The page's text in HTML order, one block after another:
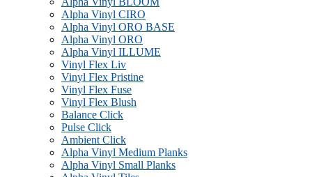
Alpha Vinyl CIRO
Alpha Vinyl ORO BASE
Alpha Vinyl ORO
Alpha Vinyl ILLUME
Vinyl Flex Liv
Vinyl Flex Pristine
Vinyl Flex Fuse
Vinyl Flex Blush
Balance Click
Pulse Click
Ambient Click
Alpha Vinyl Medium Planks
Alpha Vinyl Small Planks